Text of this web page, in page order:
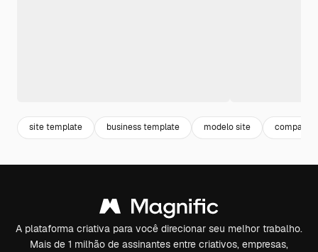
site template business template modelo site
A plataforma criativa para você direcionar seu melhor trabalho.
Mais de 1 milhão de assinantes entre criativos, empresas,